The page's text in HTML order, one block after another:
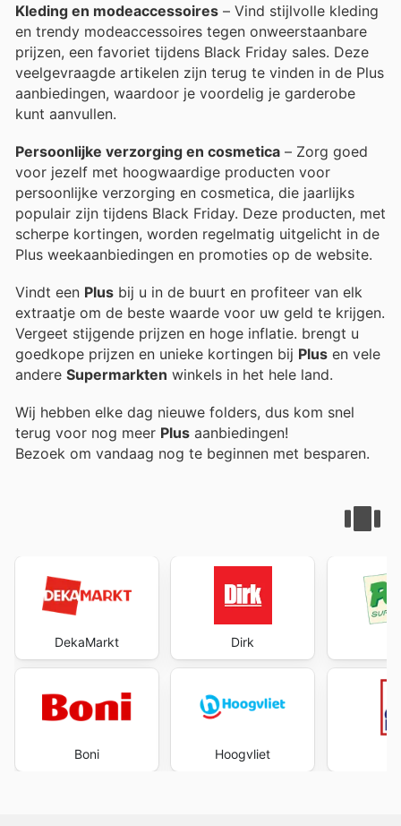
Kleding en modeaccessoires – Vind stijlvolle kleding
en trendy modeaccessoires tegen onweerstaanbare
prijzen, een favoriet tijdens Black Friday sales. Deze
veelgevraagde artikelen zijn terug te vinden in de Plus
aanbiedingen, waardoor je voordelig je garderobe
kunt aanvullen.
Persoonlijke verzorging en cosmetica – Zorg goed
voor jezelf met hoogwaardige producten voor
persoonlijke verzorging en cosmetica, die jaarlijks
populair zijn tijdens Black Friday. Deze producten, met
scherpe kortingen, worden regelmatig uitgelicht in de
Plus weekaanbiedingen en promoties op de website.
Vindt een Plus bij u in de buurt en profiteer van elk
extraatje om de beste waarde voor uw geld te krijgen.
Vergeet stijgende prijzen en hoge inflatie. brengt u
goedkope prijzen en unieke kortingen bij Plus en vele
andere Supermarkten winkels in het hele land.
Wij hebben elke dag nieuwe folders, dus kom snel
terug voor nog meer Plus aanbiedingen!
Bezoek om vandaag nog te beginnen met besparen.
DekaMarkt
Boni
Dirk
Hoogvliet